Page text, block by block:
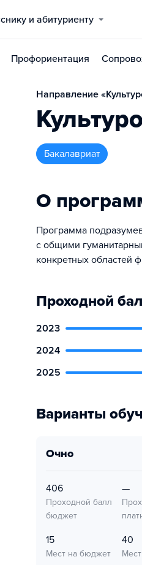
и абитуриенту
Профориентация
Направление
бакалавриат
О
Программа
с общими
конкретных областей
Проходной
2023
2024
2025
Варианты
очно
406
Проходной балл
бюджет
—
15
Мест на бюджет
40